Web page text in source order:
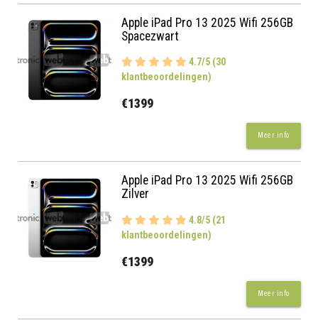
Apple iPad Pro 13 2025 Wifi 256GB
Spacezwart
4.7/5 (30
klantbeoordelingen)
€1399
Meer info
Apple iPad Pro 13 2025 Wifi 256GB
Zilver
4.8/5 (21
klantbeoordelingen)
€1399
Meer info